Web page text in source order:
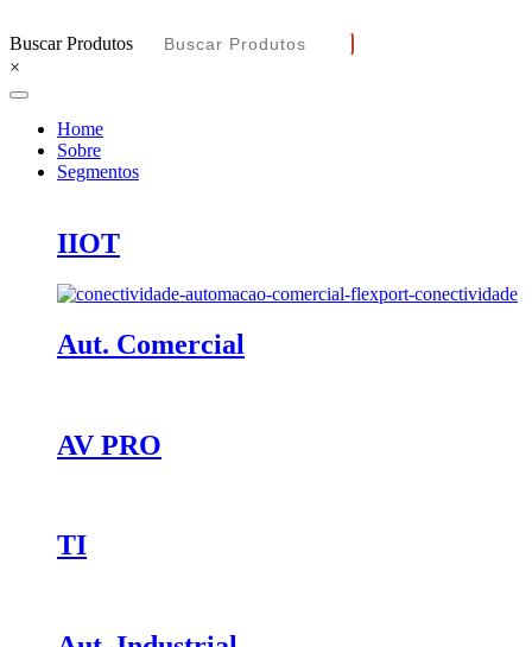
Buscar Produtos
×
Home
Sobre
Segmentos
IIOT
Aut. Comercial
AV PRO
TI